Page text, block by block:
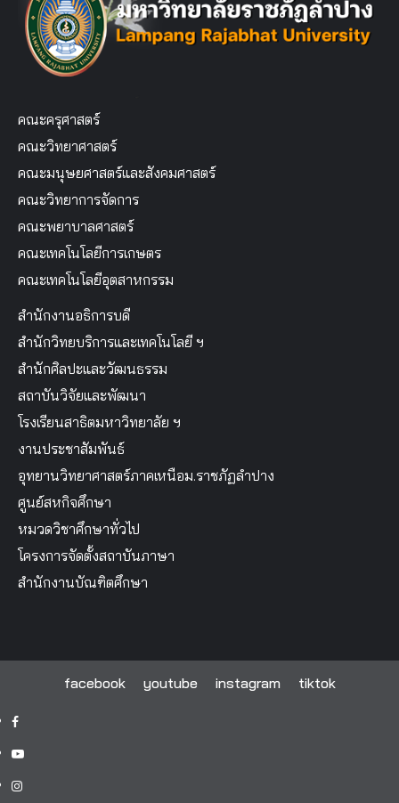
คณะครุศาสตร์
คณะวิทยาศาสตร์
คณะมนุษยศาสตร์และสังคมศาสตร์
คณะวิทยาการจัดการ
คณะพยาบาลศาสตร์
คณะเทคโนโลยีการเกษตร
คณะเทคโนโลยีอุตสาหกรรม
สำนักงานอธิการบดี
สำนักวิทยบริการและเทคโนโลยี ฯ
สำนักศิลปะและวัฒนธรรม
สถาบันวิจัยและพัฒนา
โรงเรียนสาธิตมหาวิทยาลัย ฯ
งานประชาสัมพันธ์
อุทยานวิทยาศาสตร์ภาคเหนือม.ราชภัฏลำปาง
ศูนย์สหกิจศึกษา
หมวดวิชาศึกษาทั่วไป
โครงการจัดตั้งสถาบันภาษา
สำนักงานบัณฑิตศึกษา
facebook youtube instagram tiktok
facebook
youtube
instagram